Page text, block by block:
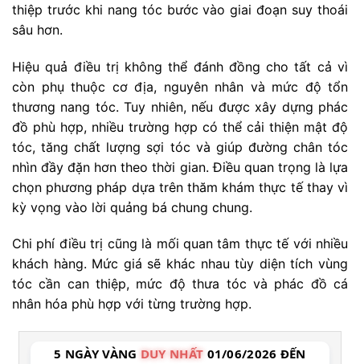
thiệp trước khi nang tóc bước vào giai đoạn suy thoái
sâu hơn.
Hiệu quả điều trị không thể đánh đồng cho tất cả vì
còn phụ thuộc cơ địa, nguyên nhân và mức độ tổn
thương nang tóc. Tuy nhiên, nếu được xây dựng phác
đồ phù hợp, nhiều trường hợp có thể cải thiện mật độ
tóc, tăng chất lượng sợi tóc và giúp đường chân tóc
nhìn đầy đặn hơn theo thời gian. Điều quan trọng là lựa
chọn phương pháp dựa trên thăm khám thực tế thay vì
kỳ vọng vào lời quảng bá chung chung.
Chi phí điều trị cũng là mối quan tâm thực tế với nhiều
khách hàng. Mức giá sẽ khác nhau tùy diện tích vùng
tóc cần can thiệp, mức độ thưa tóc và phác đồ cá
nhân hóa phù hợp với từng trường hợp.
5 NGÀY VÀNG DUY NHẤT 01/06/2026 ĐẾN